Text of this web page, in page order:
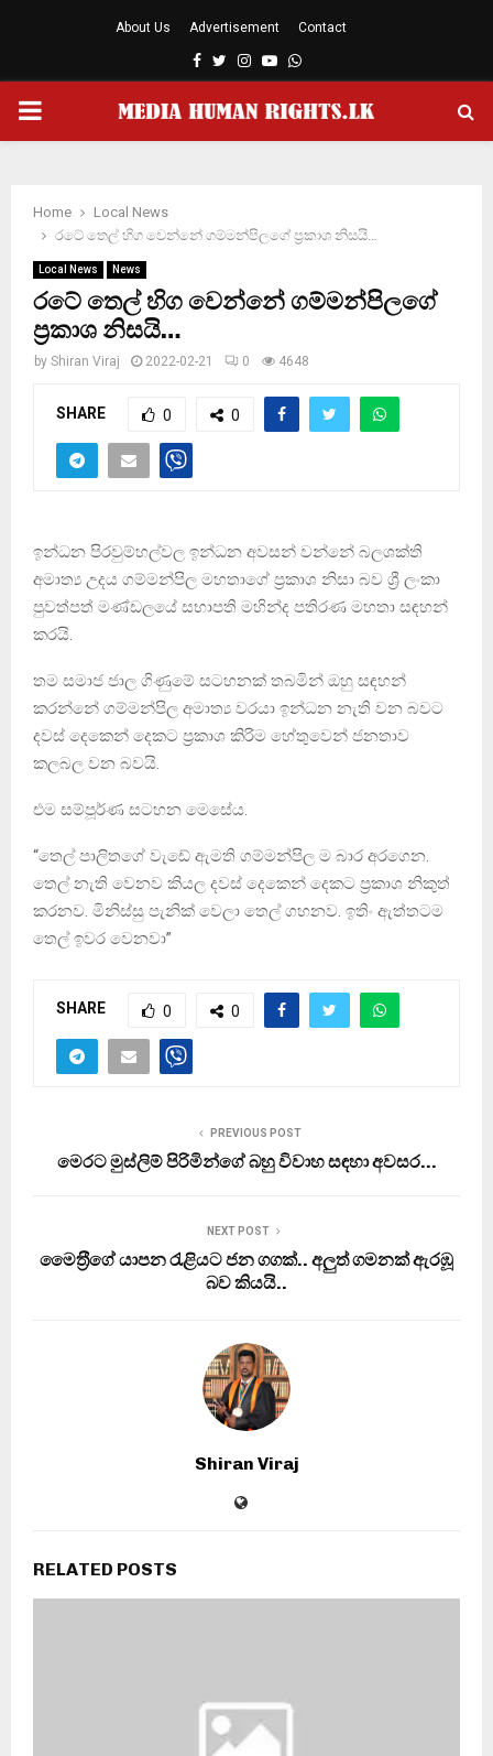
About Us Advertisement Contact
Facebook
TwitterInstagram
YoutubeWhatsapp
PRIMARY
Home
Local News
රටේ තෙල් හිග වෙන්නේ ගම්මන්පිලගේ ප‍්‍රකාශ නිසයි…
Local News News
රටේ තෙල් හිග වෙන්නේ ගම්මන්පිලගේ
ප‍්‍රකාශ නිසයි…
by Shiran Viraj 2022-02-21 0 4648
SHARE 0 0
ඉන්ධන පිරවුම්හල්වල ඉන්ධන අවසන් වන්නේ බලශක්ති
අමාත්‍ය උදය ගම්මන්පිල මහතාගේ ප්‍රකාශ නිසා බව ශ්‍රී ලංකා
පුවත්පත් මණ්ඩලයේ සභාපති මහින්ද පතිරණ මහතා සඳහන්
කරයි.
තම සමාජ ජාල ගිණුමේ සටහනක් තබමින් ඔහු සඳහන්
කරන්නේ ගම්මන්පිල අමාත්‍ය වරයා ඉන්ධන නැති වන බවට
දවස් දෙකෙන් දෙකට ප්‍රකාශ කිරිම හේතුවෙන් ජනතාව
කලබල වන බවයි.
එම සම්පූර්ණ සටහන මෙසේය.
“තෙල් පාලිතගේ වැඩේ ඇමති ගම්මන්පිල ම බාර අරගෙන.
තෙල් නැති වෙනව කියල දවස් දෙකෙන් දෙකට ප්‍රකාශ නිකුත්
කරනව. මිනිස්සු පැනික් වෙලා තෙල් ගහනව. ඉතිං ඇත්තටම
තෙල් ඉවර වෙනවා”
SHARE 0 0
PREVIOUS POST
මෙරට මුස්ලිම් පිරිමින්ගේ බහු විවාහ සඳහා අවසර…
NEXT POST
මෛත‍්‍රීගේ යාපන රැළියට ජන ගගක්.. අලුත් ගමනක් ඇරඹූ
බව කියයි..
Shiran Viraj
RELATED POSTS